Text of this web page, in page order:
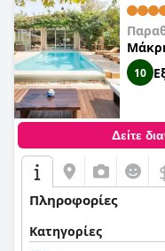
10
Δείτε
Πληροφορίες
Κατηγορίες